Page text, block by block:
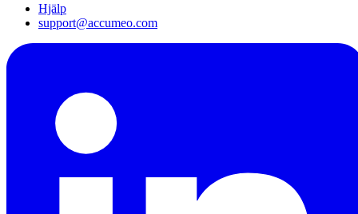
Hjälp
support@accumeo.com